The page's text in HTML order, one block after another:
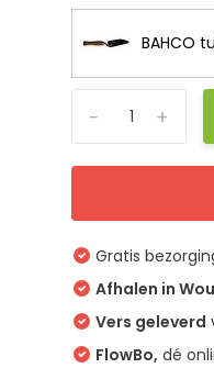
BAHCO
+
-
Gratis
Afhalen in
Vers geleverd
FlowBo, dé